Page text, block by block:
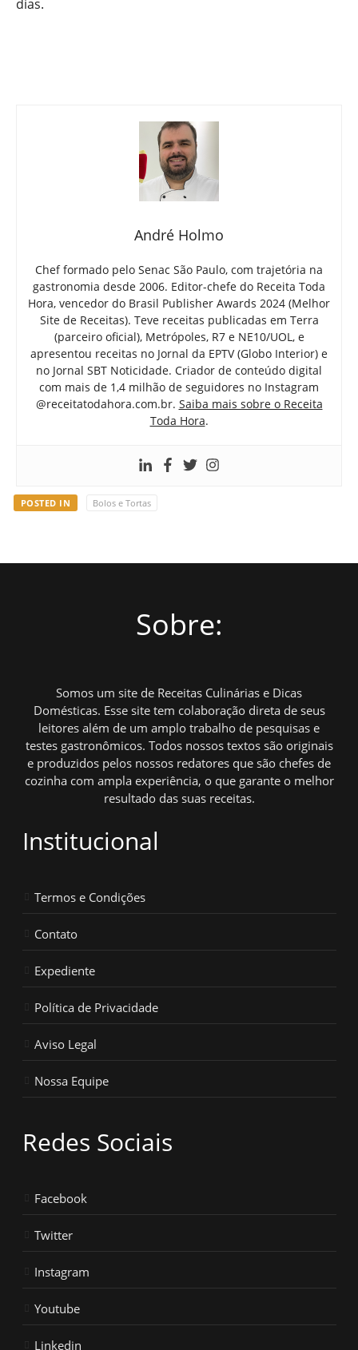
dias.
André Holmo
Chef formado pelo Senac São Paulo, com trajetória na
gastronomia desde 2006. Editor-chefe do Receita Toda
Hora, vencedor do Brasil Publisher Awards 2024 (Melhor
Site de Receitas). Teve receitas publicadas em Terra
(parceiro oficial), Metrópoles, R7 e NE10/UOL, e
apresentou receitas no Jornal da EPTV (Globo Interior) e
no Jornal SBT Noticidade. Criador de conteúdo digital
com mais de 1,4 milhão de seguidores no Instagram
@receitatodahora.com.br. Saiba mais sobre o Receita
Toda Hora.
POSTED IN Bolos e Tortas
Sobre:
Somos um site de Receitas Culinárias e Dicas
Domésticas. Esse site tem colaboração direta de seus
leitores além de um amplo trabalho de pesquisas e
testes gastronômicos. Todos nossos textos são originais
e produzidos pelos nossos redatores que são chefes de
cozinha com ampla experiência, o que garante o melhor
resultado das suas receitas.
Institucional
Termos e Condições
Contato
Expediente
Política de Privacidade
Aviso Legal
Nossa Equipe
Redes Sociais
Facebook
Twitter
Instagram
Youtube
Linkedin